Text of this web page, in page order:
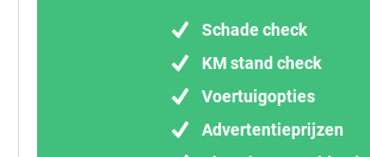
Schade check
KM stand check
Voertuigopties
Advertentieprijzen